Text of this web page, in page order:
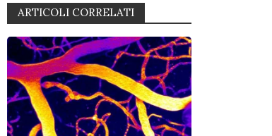
ARTICOLI CORRELATI